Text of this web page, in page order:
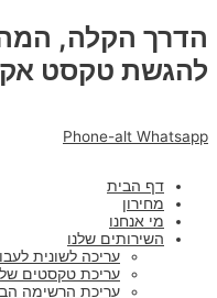
הדרך הקלה,
להגשת טקסט
Phone-alt Whatsapp
דף הבית
מחירון
מי אנחנו
השירותים שלנו
עריכה לשונית
עריכת טקסטים של AI
עריכת הרשימה